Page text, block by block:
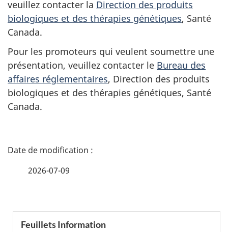
veuillez contacter la Direction des produits
biologiques et des thérapies génétiques, Santé
Canada.
Pour les promoteurs qui veulent soumettre une
présentation, veuillez contacter le Bureau des
affaires réglementaires, Direction des produits
biologiques et des thérapies génétiques, Santé
Canada.
D
a
2026-07-09
Feuillets Information